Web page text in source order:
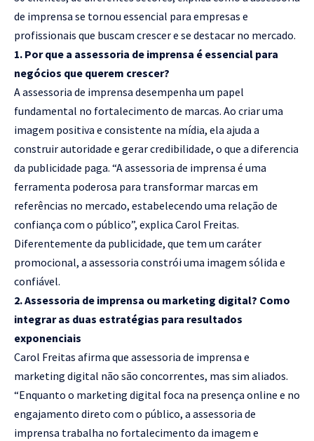
de imprensa se tornou essencial para empresas e
profissionais que buscam crescer e se destacar no mercado.
1. Por que a assessoria de imprensa é essencial para
negócios que querem crescer?
A assessoria de imprensa desempenha um papel
fundamental no fortalecimento de marcas. Ao criar uma
imagem positiva e consistente na mídia, ela ajuda a
construir autoridade e gerar credibilidade, o que a diferencia
da publicidade paga. “A assessoria de imprensa é uma
ferramenta poderosa para transformar marcas em
referências no mercado, estabelecendo uma relação de
confiança com o público”, explica Carol Freitas.
Diferentemente da publicidade, que tem um caráter
promocional, a assessoria constrói uma imagem sólida e
confiável.
2. Assessoria de imprensa ou marketing digital? Como
integrar as duas estratégias para resultados
exponenciais
Carol Freitas afirma que assessoria de imprensa e
marketing digital não são concorrentes, mas sim aliados.
“Enquanto o marketing digital foca na presença online e no
engajamento direto com o público, a assessoria de
imprensa trabalha no fortalecimento da imagem e